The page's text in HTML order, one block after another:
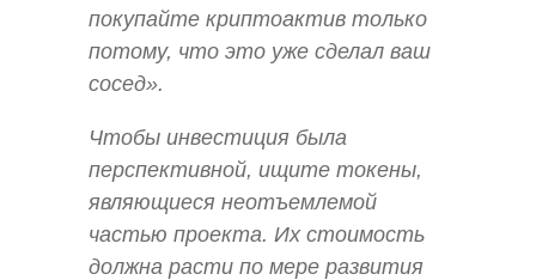
покупайте криптоактив только
потому, что это уже сделал ваш
сосед».
Чтобы инвестиция была
перспективной, ищите токены,
являющиеся неотъемлемой
частью проекта. Их стоимость
должна расти по мере развития